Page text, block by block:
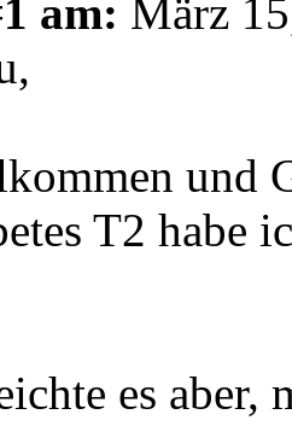
am: März
und
T2 habe
es aber,